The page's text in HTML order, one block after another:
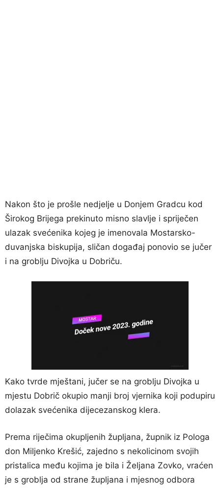
Nakon što je prošle nedjelje u Donjem Gradcu kod
Širokog Brijega prekinuto misno slavlje i spriječen
ulazak svećenika kojeg je imenovala Mostarsko-
duvanjska biskupija, sličan događaj ponovio se jučer
i na groblju Divojka u Dobriču.
Kako tvrde mještani, jučer se na groblju Divojka u
mjestu Dobrič okupio manji broj vjernika koji podupiru
dolazak svećenika dijecezanskog klera.
Prema riječima okupljenih župljana, župnik iz Pologa
don Miljenko Krešić, zajedno s nekolicinom svojih
pristalica među kojima je bila i Željana Zovko, vraćen
je s groblja od strane župljana i mjesnog odbora